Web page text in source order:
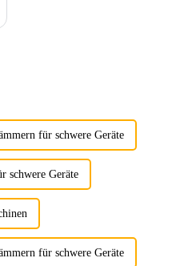
für schwere Geräte
schwere Geräte
für schwere Geräte